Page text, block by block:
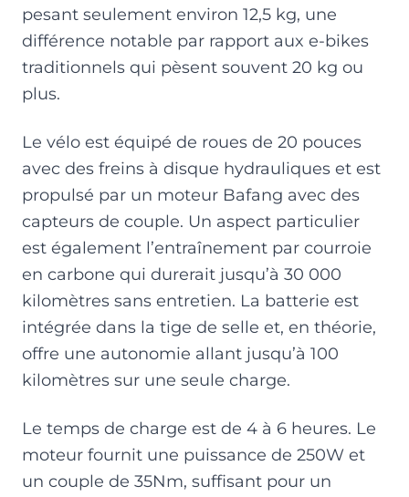
pesant seulement environ 12,5 kg, une
différence notable par rapport aux e-bikes
traditionnels qui pèsent souvent 20 kg ou
plus.
Le vélo est équipé de roues de 20 pouces
avec des freins à disque hydrauliques et est
propulsé par un moteur Bafang avec des
capteurs de couple. Un aspect particulier
est également l’entraînement par courroie
en carbone qui durerait jusqu’à 30 000
kilomètres sans entretien. La batterie est
intégrée dans la tige de selle et, en théorie,
offre une autonomie allant jusqu’à 100
kilomètres sur une seule charge.
Le temps de charge est de 4 à 6 heures. Le
moteur fournit une puissance de 250W et
un couple de 35Nm, suffisant pour un